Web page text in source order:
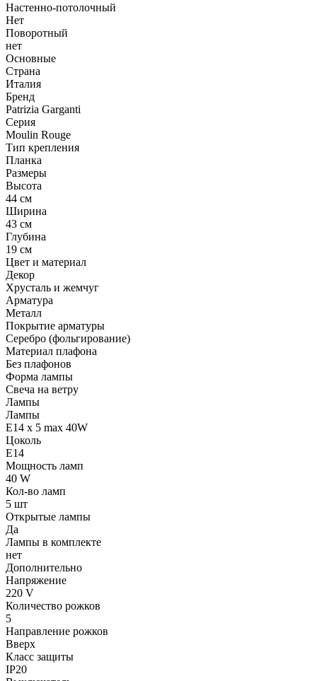
Настенно-потолочный
Нет
Поворотный
нет
Основные
Страна
Италия
Бренд
Patrizia Garganti
Серия
Moulin Rouge
Тип крепления
Планка
Размеры
Высота
44 см
Ширина
43 см
Глубина
19 см
Цвет и материал
Декор
Хрусталь и жемчуг
Арматура
Металл
Покрытие арматуры
Серебро (фольгирование)
Материал плафона
Без плафонов
Форма лампы
Свеча на ветру
Лампы
Лампы
E14 x 5 max 40W
Цоколь
E14
Мощность ламп
40 W
Кол-во ламп
5 шт
Открытые лампы
Да
Лампы в комплекте
нет
Дополнительно
Напряжение
220 V
Количество рожков
5
Направление рожков
Вверх
Класс защиты
IP20